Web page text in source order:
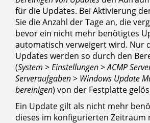
für die Updates. Bei Aktivierung
Sie die Anzahl der Tage an, die
bevor ein nicht mehr benötigtes
automatisch verweigert wird. Nur
Updates werden so durch den
(System >Einstellungen>ACMP
Serveraufgaben> Windows Update
bereinigen) von der Festplatte
Ein Update gilt als nicht mehr
dieses im konfigurierten Zeitraum